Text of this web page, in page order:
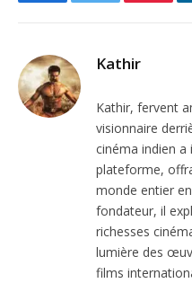
Kathir
Kathir, fervent
visionnaire
cinéma indien a
plateforme,
monde entier
fondateur, il
richesses
lumière des
films